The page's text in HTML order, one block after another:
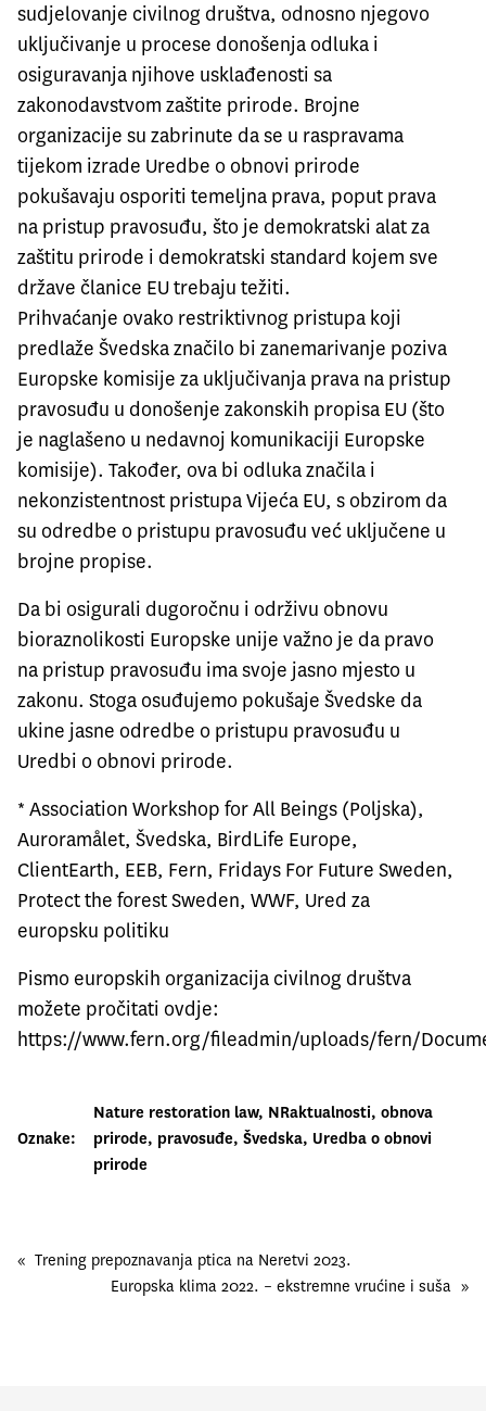
sudjelovanje civilnog društva, odnosno njegovo
uključivanje u procese donošenja odluka i
osiguravanja njihove usklađenosti sa
zakonodavstvom zaštite prirode. Brojne
organizacije su zabrinute da se u raspravama
tijekom izrade Uredbe o obnovi prirode
pokušavaju osporiti temeljna prava, poput prava
na pristup pravosuđu, što je demokratski alat za
zaštitu prirode i demokratski standard kojem sve
države članice EU trebaju težiti.
Prihvaćanje ovako restriktivnog pristupa koji
predlaže Švedska značilo bi zanemarivanje poziva
Europske komisije za uključivanja prava na pristup
pravosuđu u donošenje zakonskih propisa EU (što
je naglašeno u nedavnoj komunikaciji Europske
komisije). Također, ova bi odluka značila i
nekonzistentnost pristupa Vijeća EU, s obzirom da
su odredbe o pristupu pravosuđu već uključene u
brojne propise.
Da bi osigurali dugoročnu i održivu obnovu
bioraznolikosti Europske unije važno je da pravo
na pristup pravosuđu ima svoje jasno mjesto u
zakonu. Stoga osuđujemo pokušaje Švedske da
ukine jasne odredbe o pristupu pravosuđu u
Uredbi o obnovi prirode.
* Association Workshop for All Beings (Poljska),
Auroramålet, Švedska, BirdLife Europe,
ClientEarth, EEB, Fern, Fridays For Future Sweden,
Protect the forest Sweden, WWF, Ured za
europsku politiku
Pismo europskih organizacija civilnog društva
možete pročitati ovdje:
https://www.fern.org/fileadmin/uploads/fern/
Oznake:
Nature restoration law, NRaktualnosti, obnova
prirode, pravosuđe, Švedska, Uredba o obnovi
prirode
« Trening prepoznavanja ptica na Neretvi 2023.
Europska klima 2022. – ekstremne vrućine i suša »